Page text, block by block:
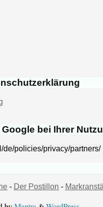
bei Ihrer
de/policies/privacy/partners/
- Der Postillon -